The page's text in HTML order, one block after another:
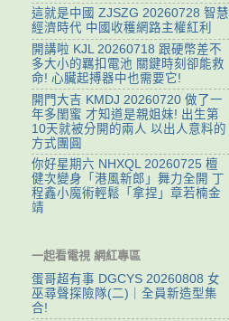
這就是中國 ZJSZG 20260728 智慧
經濟時代 中國收穫網路主權紅利
開講啦 KJL 20260718 跟硬幣差不
多大小的羈扣電池 關鍵時刻卻能救
命! 心臟起搏器中也需要它!
開門大吉 KMDJ 20260720 做了一
年多閨蜜 才知道是親姐妹! 出生第
10天就被分開的兩人 以出人意料的
方式團圓
你好星期六 NHXQL 20260725 檀
健次變身「港風新郎」舞力全開 丁
程鑫小魔術輕鬆「拿捏」章若楠金
靖
一起看電視 網紅專區
蛋哥超有事 DGCYS 20260808 女
巫尋聲探險隊(二)｜全員新造型集
合!